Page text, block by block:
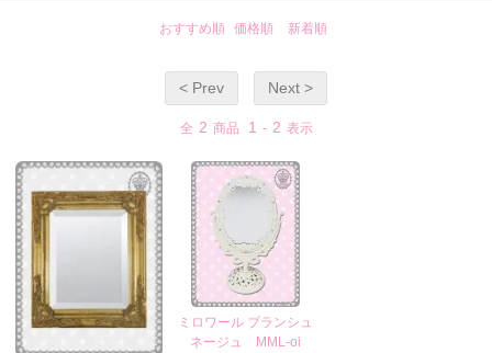
おすすめ順 価格順 新着順
< Prev Next >
全 2 商品 1 - 2 表示
ミロワール ブランシュ
ネージュ MML-oi